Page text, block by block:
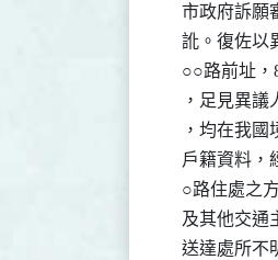
市政府訴
訛。復佐
○○路前址
，足見異
，均在我
戶籍資料
○路住處
及其他交
送達處所